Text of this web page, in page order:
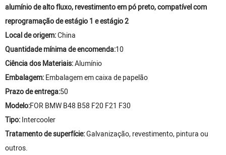
alumínio de alto fluxo, revestimento em pó preto, compatível com
reprogramação de estágio 1 e estágio 2
Local de origem:China
Quantidade mínima de encomenda:10
Ciência dos Materiais:Alumínio
Embalagem:Embalagem em caixa de papelão
Prazo de entrega:50
Modelo:FOR BMW B48 B58 F20 F21 F30
Tipo:Intercooler
Tratamento de superfície:Galvanização, revestimento, pintura ou
outros.